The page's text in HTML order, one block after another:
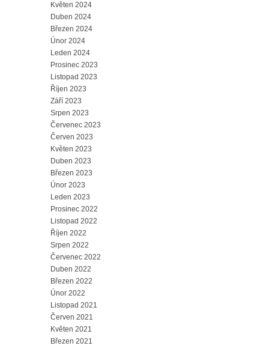
Květen 2024
Duben 2024
Březen 2024
Únor 2024
Leden 2024
Prosinec 2023
Listopad 2023
Říjen 2023
Září 2023
Srpen 2023
Červenec 2023
Červen 2023
Květen 2023
Duben 2023
Březen 2023
Únor 2023
Leden 2023
Prosinec 2022
Listopad 2022
Říjen 2022
Srpen 2022
Červenec 2022
Duben 2022
Březen 2022
Únor 2022
Listopad 2021
Červen 2021
Květen 2021
Březen 2021